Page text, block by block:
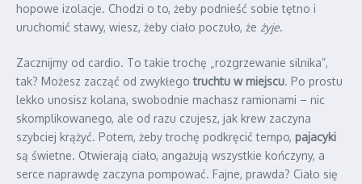
hopowe izolacje. Chodzi o to, żeby podnieść sobie tętno i
uruchomić stawy, wiesz, żeby ciało poczuło, że żyje.
Zacznijmy od cardio. To takie trochę „rozgrzewanie silnika”,
tak? Możesz zacząć od zwykłegotruchtu w miejscu. Po prostu
lekko unosisz kolana, swobodnie machasz ramionami – nic
skomplikowanego, ale od razu czujesz, jak krew zaczyna
szybciej krążyć. Potem, żeby trochę podkręcić tempo, pajacyki
są świetne. Otwierają ciało, angażują wszystkie kończyny, a
serce naprawdę zaczyna pompować. Fajne, prawda? Ciało się